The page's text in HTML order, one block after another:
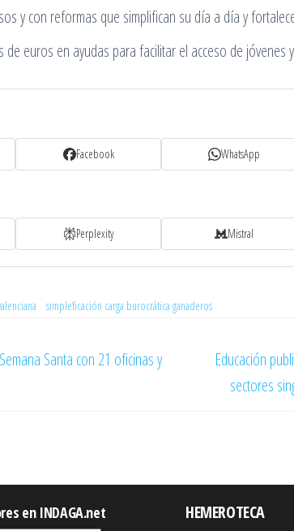
y con reformas que simplifican su día a día y
euros en ayudas para facilitar el acceso de jóvenes
Facebook WhatsApp
Perplexity Mistral
simpleficación carga burocrática ganaderos
Santa con 21 oficinas y
Educación
sectores
en INDAGA.net HEMEROTECA